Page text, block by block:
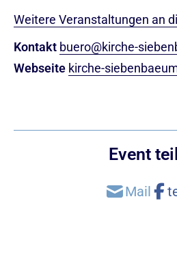
Weitere Veranstaltungen an
Kontakt buero@kirche-
Webseite kirche-
Event